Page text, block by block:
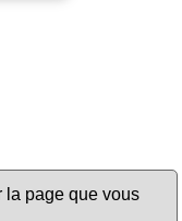
la page que vous